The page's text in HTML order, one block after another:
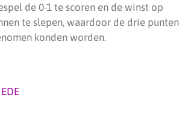
de 0-1 te scoren en de winst op
te slepen, waardoor de drie punten
konden worden.
EDE